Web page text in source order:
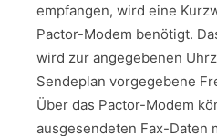
empfangen, wird eine
Pactor-Modem benötigt.
wird zur angegebenen
Sendeplan vorgegebene
Über das Pactor-Modem
ausgesendeten Fax-Daten